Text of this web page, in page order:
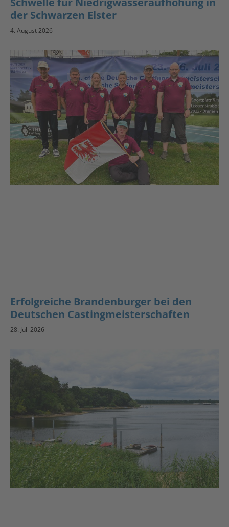
der Schwarzen Elster
4. August 2026
Erfolgreiche Brandenburger bei den
Deutschen Castingmeisterschaften
28. Juli 2026